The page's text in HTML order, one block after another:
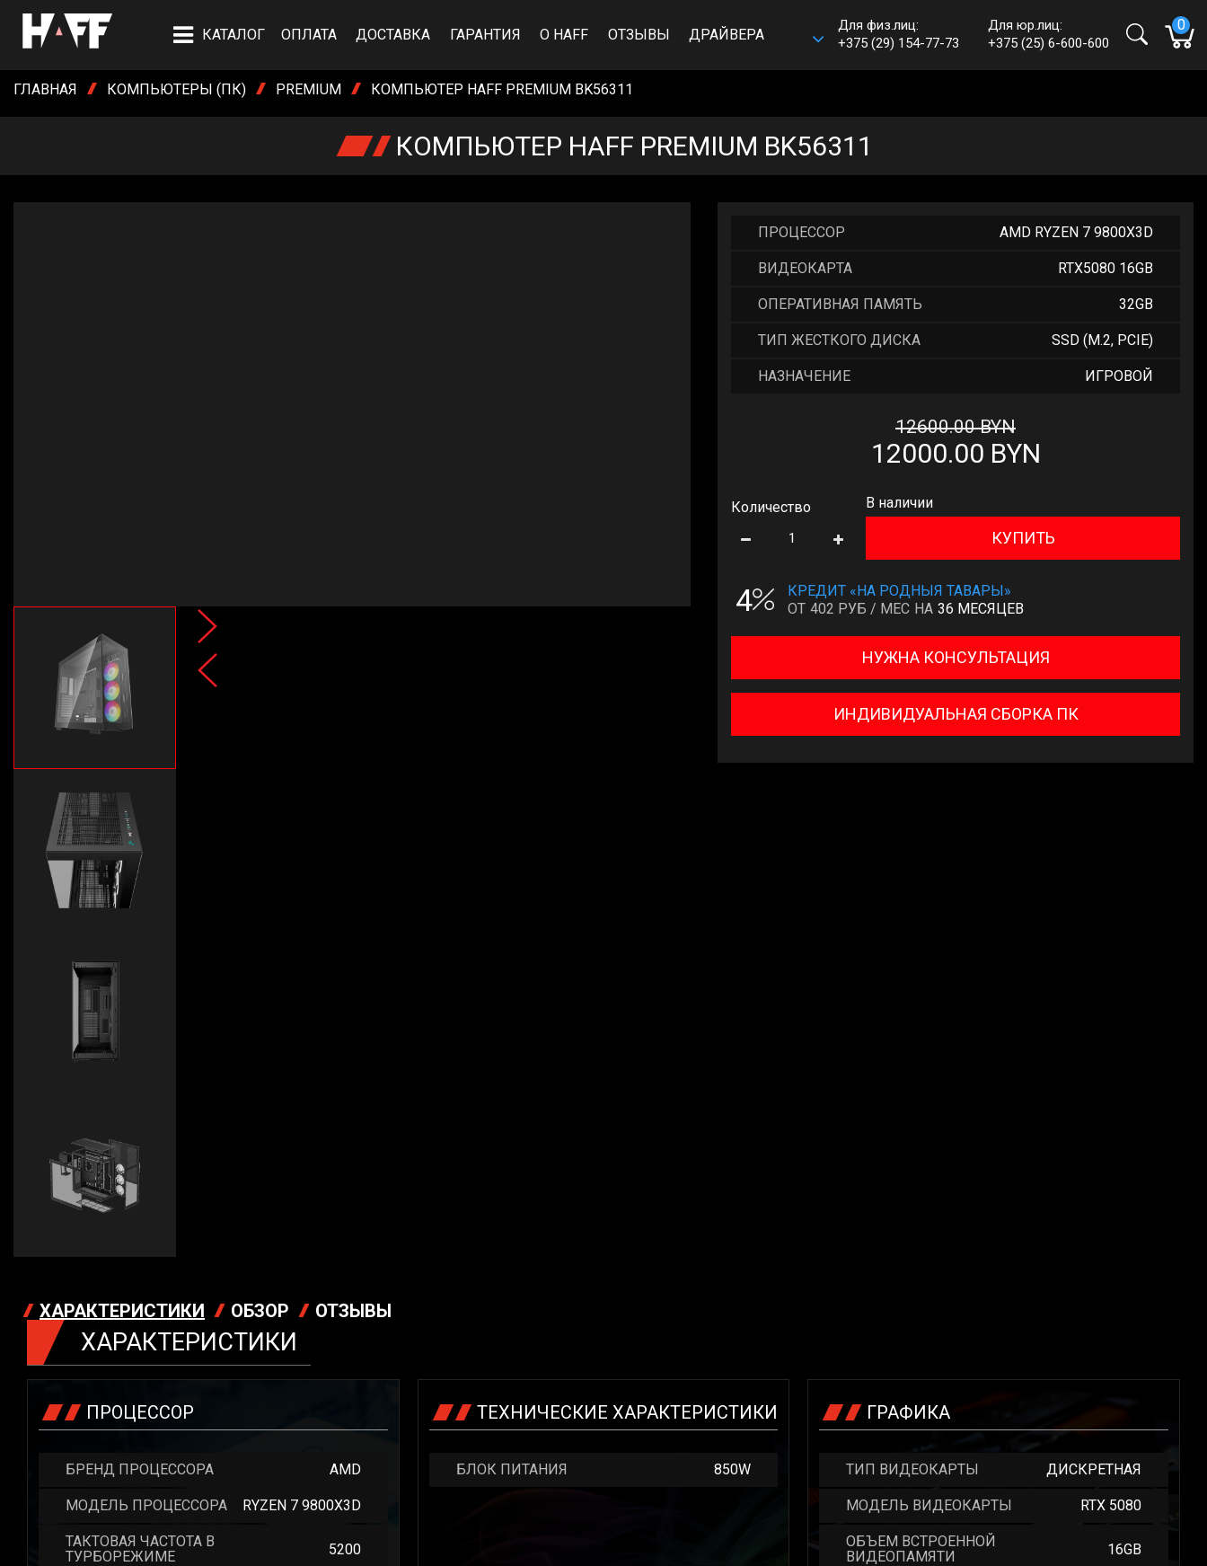
КАТАЛОГ ОПЛАТА ДОСТАВКА ГАРАНТИЯ О HAFF ОТЗЫВЫ ДРАЙВЕРА
Для физ.лиц:
+375 (29) 154-77-73
e-mail:shop@haff.by
Пн-пт: 09:00 - 18:00
Для юр.лиц:
+375 (25) 6-600-600
0
ГЛАВНАЯ КОМПЬЮТЕРЫ (ПК) PREMIUM КОМПЬЮТЕР HAFF PREMIUM BK56311
КОМПЬЮТЕР HAFF PREMIUM BK56311
ПРОЦЕССОР AMD RYZEN 7 9800X3D
ВИДЕОКАРТА RTX5080 16GB
ОПЕРАТИВНАЯ ПАМЯТЬ 32GB
ТИП ЖЕСТКОГО ДИСКА SSD (M.2, PCIE)
НАЗНАЧЕНИЕ ИГРОВОЙ
12000.00 BYN
12600.00BYN
Количество В наличии
КУПИТЬ
4
КРЕДИТ «НА РОДНЫЯ ТАВАРЫ»
ОТ 402 РУБ / МЕС НА 36 МЕСЯЦЕВ
НУЖНА КОНСУЛЬТАЦИЯ
ИНДИВИДУАЛЬНАЯ СБОРКА ПК
ХАРАКТЕРИСТИКИ ОБЗОР ОТЗЫВЫ
ХАРАКТЕРИСТИКИ
ПРОЦЕССОР
БРЕНД ПРОЦЕССОРА AMD
МОДЕЛЬ ПРОЦЕССОРА RYZEN 7 9800X3D
ТАКТОВАЯ ЧАСТОТА В
ТУРБОРЕЖИМЕ
5200
ТЕХНИЧЕСКИЕ ХАРАКТЕРИСТИКИ
БЛОК ПИТАНИЯ 850W
ГРАФИКА
ТИП ВИДЕОКАРТЫ ДИСКРЕТНАЯ
МОДЕЛЬ ВИДЕОКАРТЫ RTX 5080
ОБЪЕМ ВСТРОЕННОЙ
ВИДЕОПАМЯТИ
16GB